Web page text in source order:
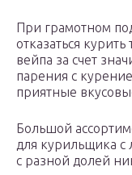
При грамотном
отказаться
вейпа за счет
парения с
приятные
Большой
для курильщика
с разной долей